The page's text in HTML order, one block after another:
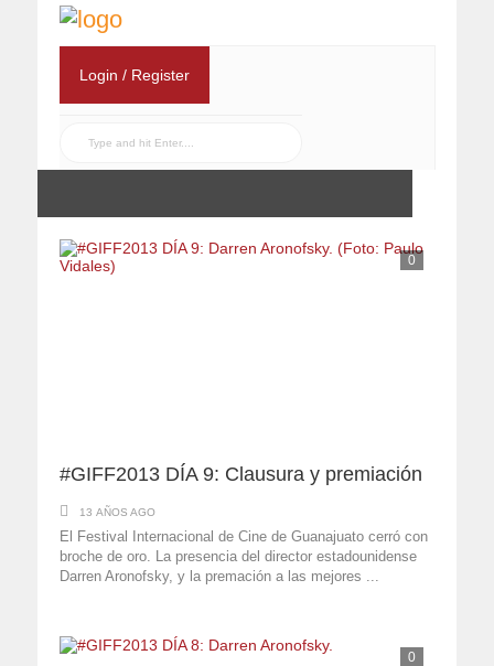
Login / Register
0
#GIFF2013 DÍA 9: Clausura y premiación
13 AÑOS AGO
El Festival Internacional de Cine de Guanajuato cerró con
broche de oro. La presencia del director estadounidense
Darren Aronofsky, y la premación a las mejores ...
0